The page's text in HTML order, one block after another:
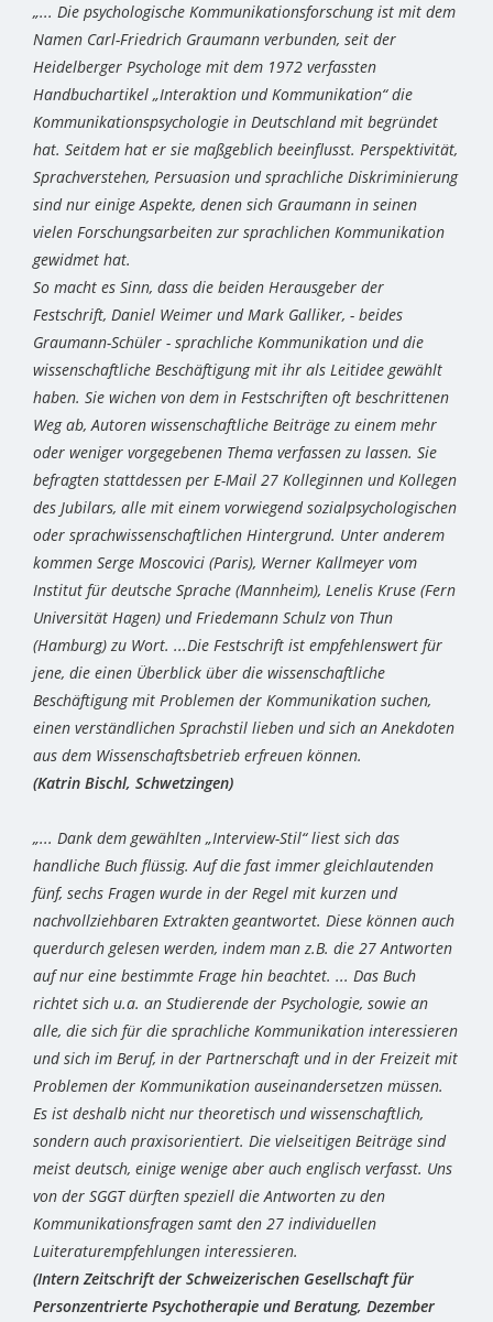
„... Die psychologische Kommunikationsforschung ist mit dem
Namen Carl-Friedrich Graumann verbunden, seit der
Heidelberger Psychologe mit dem 1972 verfassten
Handbuchartikel „Interaktion und Kommunikation“ die
Kommunikationspsychologie in Deutschland mit begründet
hat. Seitdem hat er sie maßgeblich beeinflusst. Perspektivität,
Sprachverstehen, Persuasion und sprachliche Diskriminierung
sind nur einige Aspekte, denen sich Graumann in seinen
vielen Forschungsarbeiten zur sprachlichen Kommunikation
gewidmet hat.
So macht es Sinn, dass die beiden Herausgeber der
Festschrift, Daniel Weimer und Mark Galliker, - beides
Graumann-Schüler - sprachliche Kommunikation und die
wissenschaftliche Beschäftigung mit ihr als Leitidee gewählt
haben. Sie wichen von dem in Festschriften oft beschrittenen
Weg ab, Autoren wissenschaftliche Beiträge zu einem mehr
oder weniger vorgegebenen Thema verfassen zu lassen. Sie
befragten stattdessen per E-Mail 27 Kolleginnen und Kollegen
des Jubilars, alle mit einem vorwiegend sozialpsychologischen
oder sprachwissenschaftlichen Hintergrund. Unter anderem
kommen Serge Moscovici (Paris), Werner Kallmeyer vom
Institut für deutsche Sprache (Mannheim), Lenelis Kruse (Fern
Universität Hagen) und Friedemann Schulz von Thun
(Hamburg) zu Wort. ...Die Festschrift ist empfehlenswert für
jene, die einen Überblick über die wissenschaftliche
Beschäftigung mit Problemen der Kommunikation suchen,
einen verständlichen Sprachstil lieben und sich an Anekdoten
aus dem Wissenschaftsbetrieb erfreuen können.
(Katrin Bischl, Schwetzingen)
„... Dank dem gewählten „Interview-Stil“ liest sich das
handliche Buch flüssig. Auf die fast immer gleichlautenden
fünf, sechs Fragen wurde in der Regel mit kurzen und
nachvollziehbaren Extrakten geantwortet. Diese können auch
querdurch gelesen werden, indem man z.B. die 27 Antworten
auf nur eine bestimmte Frage hin beachtet. ... Das Buch
richtet sich u.a. an Studierende der Psychologie, sowie an
alle, die sich für die sprachliche Kommunikation interessieren
und sich im Beruf, in der Partnerschaft und in der Freizeit mit
Problemen der Kommunikation auseinandersetzen müssen.
Es ist deshalb nicht nur theoretisch und wissenschaftlich,
sondern auch praxisorientiert. Die vielseitigen Beiträge sind
meist deutsch, einige wenige aber auch englisch verfasst. Uns
von der SGGT dürften speziell die Antworten zu den
Kommunikationsfragen samt den 27 individuellen
Luiteraturempfehlungen interessieren.
(Intern Zeitschrift der Schweizerischen Gesellschaft für
Personzentrierte Psychotherapie und Beratung, Dezember